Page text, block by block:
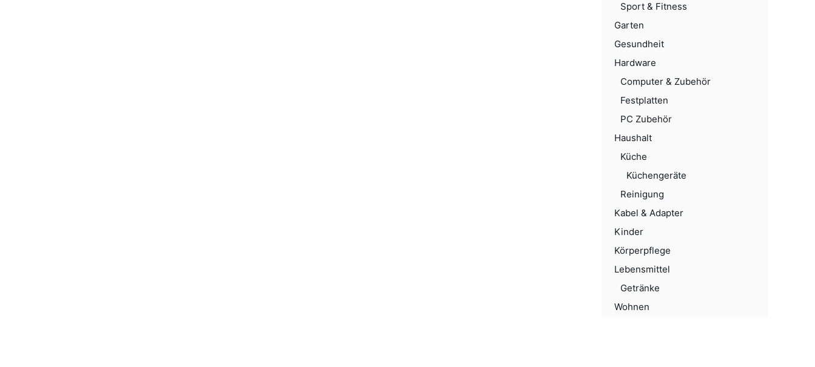
Sport & Fitness
Garten
Gesundheit
Hardware
Computer & Zubehör
Festplatten
PC Zubehör
Haushalt
Küche
Küchengeräte
Reinigung
Kabel & Adapter
Kinder
Körperpflege
Lebensmittel
Getränke
Wohnen